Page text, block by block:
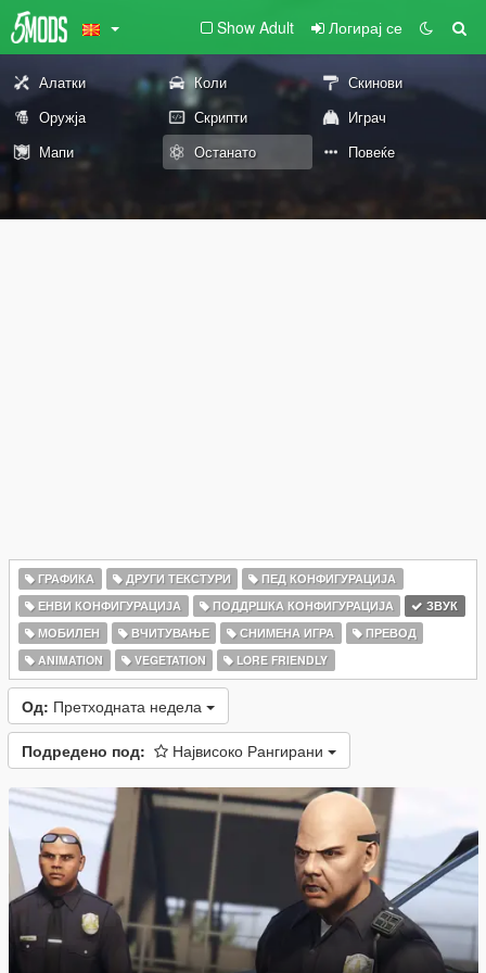
Show Adult Логирај се
Алатки Коли
Скинови
Оружја
Скрипти
Играч
Мапи
Останато Повеќе
ГРАФИКА ДРУГИ ТЕКСТУРИ
ПЕД КОНФИГУРАЦИЈА
ЕНВИ КОНФИГУРАЦИЈА
ПОДДРШКА КОНФИГУРАЦИЈА
ЗВУК
МОБИЛЕН
ВЧИТУВАЊЕ СНИМЕНА ИГРА
ПРЕВОД
ANIMATION
VEGETATION LORE FRIENDLY
Од: Претходната недела
Подредено под: Највисоко Рангирани